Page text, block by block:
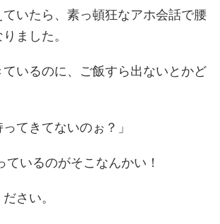
いたら、素っ頓狂なアホ会話で腰
ました。
ているのに、ご飯すら出ないとかど
ってきてないのぉ？」
ているのがそこなんかい！
さい。